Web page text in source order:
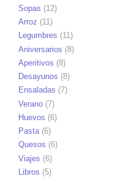
Sopas (12)
Arroz (11)
Legumbres (11)
Aniversarios (8)
Aperitivos (8)
Desayunos (8)
Ensaladas (7)
Verano (7)
Huevos (6)
Pasta(6)
Quesos (6)
Viajes (6)
Libros (5)